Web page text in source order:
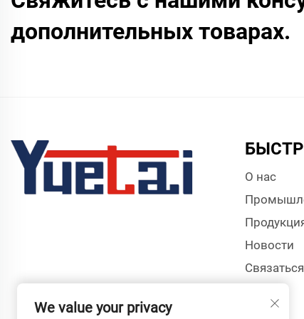
дополнительных товарах.
О нас
Новости
We value your privacy